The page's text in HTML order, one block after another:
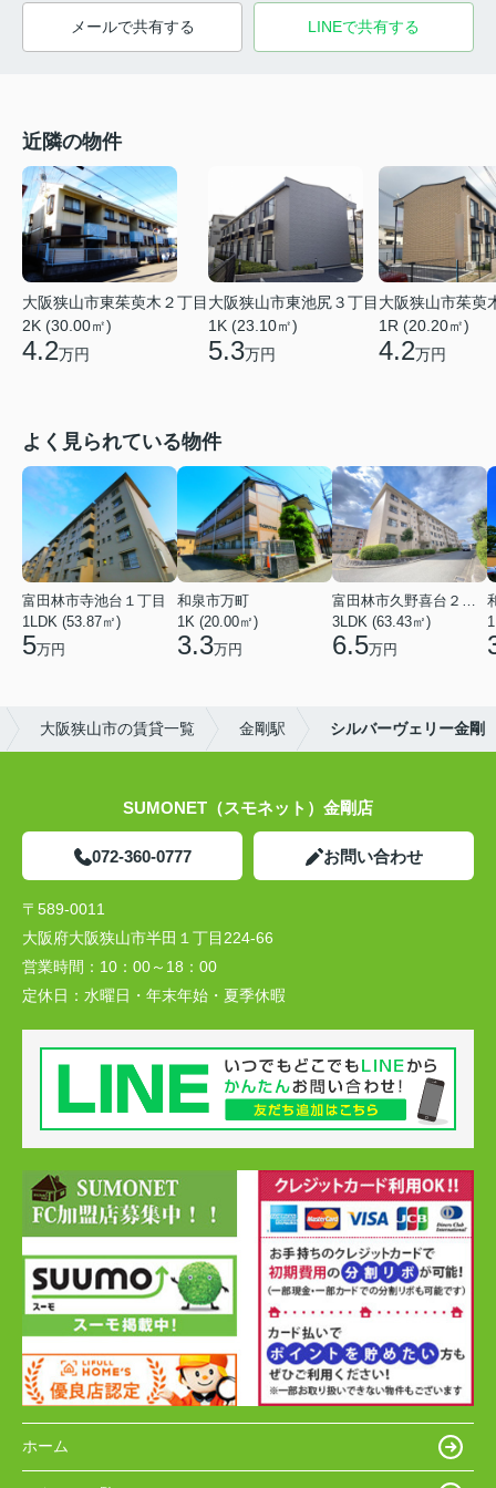
メールで共有する LINEで共有する
近隣の物件
大阪狭山市東茱萸木２丁目
2K (30.00㎡)
4.2万円
大阪狭山市東池尻３丁目
1K (23.10㎡)
5.3万円
大阪狭山市茱萸
1R (20.20㎡)
4.2万円
よく見られている物件
富田林市寺池台１丁目
1LDK (53.87㎡)
5万円
和泉市万町
1K (20.00㎡)
3.3万円
富田林市久野喜台２丁目
3LDK (63.43㎡)
6.5万円
大阪狭山市の賃貸一覧 金剛駅 シルバーヴェリー金剛
SUMONET（スモネット）金剛店
072-360-0777 お問い合わせ
〒589-0011
大阪府大阪狭山市半田１丁目224-66
営業時間： 10：00～18：00
定休日： 水曜日・年末年始・夏季休暇
ホーム